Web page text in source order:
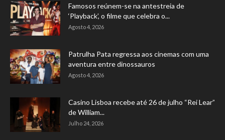
Famosos reúnem-se na antestreia de
‘Playback’, o filme que celebra o...
Agosto 4, 2026
Patrulha Pata regressa aos cinemas com uma
aventura entre dinossauros
Agosto 4, 2026
Casino Lisboa recebe até 26 de julho “Rei Lear”
de William...
Julho 24, 2026